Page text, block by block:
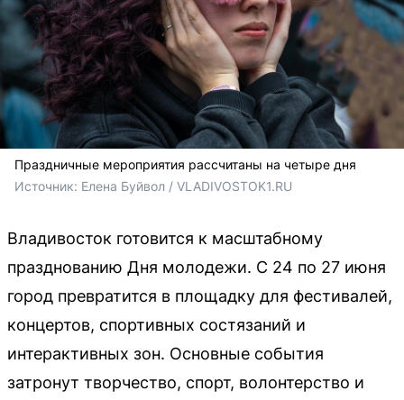
Праздничные мероприятия рассчитаны на четыре дня
Источник: Елена Буйвол / VLADIVOSTOK1.RU
Владивосток готовится к масштабному
празднованию Дня молодежи. С 24 по 27 июня
город превратится в площадку для фестивалей,
концертов, спортивных состязаний и
интерактивных зон. Основные события
затронут творчество, спорт, волонтерство и